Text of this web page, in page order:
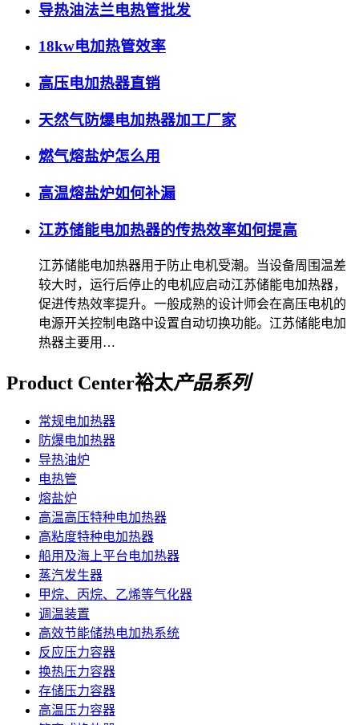
导热油法兰电热管批发
18kw电加热管效率
高压电加热器直销
天然气防爆电加热器加工厂家
燃气熔盐炉怎么用
高温熔盐炉如何补漏
江苏储能电加热器的传热效率如何提高
江苏储能电加热器用于防止电机受潮。当设备周围温差
较大时，运行后停止的电机应启动江苏储能电加热器，
促进传热效率提升。一般成熟的设计师会在高压电机的
电源开关控制电路中设置自动切换功能。江苏储能电加
热器主要用…
Product Center裕太产品系列
常规电加热器
防爆电加热器
导热油炉
电热管
熔盐炉
高温高压特种电加热器
高粘度特种电加热器
船用及海上平台电加热器
蒸汽发生器
甲烷、丙烷、乙烯等气化器
调温装置
高效节能储热电加热系统
反应压力容器
换热压力容器
存储压力容器
高温压力容器